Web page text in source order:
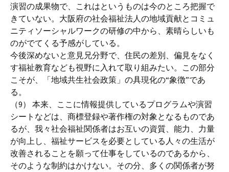
演習の成果物で、これはというものは今のところ把握で
きていない。大阪府の社会福祉法人の地域貢献とコミュ
ニティソーシャルワークの研修の中から、素晴らしいも
のがでてくる予感がしている。
今後深めないと意見兄分野で、住民の差別、偏見をなく
す福祉教育なども視野に入れて取り組みたい。この部分
こそが、「地域共生社会政策」の具現化の“象徴”であ
る。
（9） 本来、ここに情報提供しているプログラムや演習
シートなどは、商標登録や著作権の対象となるものであ
るが、我々社会福祉関係者はお互いの資質、能力、力量
が向上し、福祉サービスを必要としている人々の生活が
改善されることを願って仕事をしているのであるから、
そのような制約はかけない。その分、多くの関係者が努